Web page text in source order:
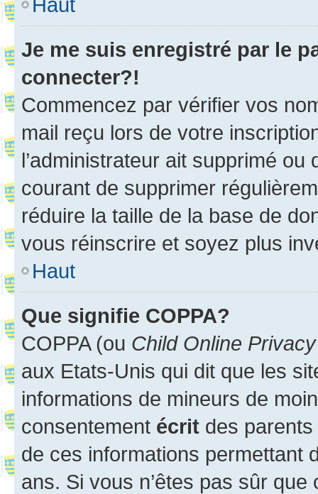
Je me suis enregistré par le
connecter?!
Commencez par vérifier vos
mail reçu lors de votre
l’administrateur ait supprimé
courant de supprimer
réduire la taille de la base de
vous réinscrire et soyez plus
Haut
Que signifie COPPA?
COPPA (ou Child Online
aux Etats-Unis qui dit que les
informations de mineurs de
consentement écrit des parents
de ces informations permettant
ans. Si vous n’êtes pas sûr